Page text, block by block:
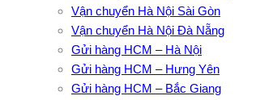
Vận chuyển Hà Nội Sài Gòn
Vận chuyển Hà Nội Đà Nẵng
Gửi hàng HCM – Hà Nội
Gửi hàng HCM – Hưng Yên
Gửi hàng HCM – Bắc Giang